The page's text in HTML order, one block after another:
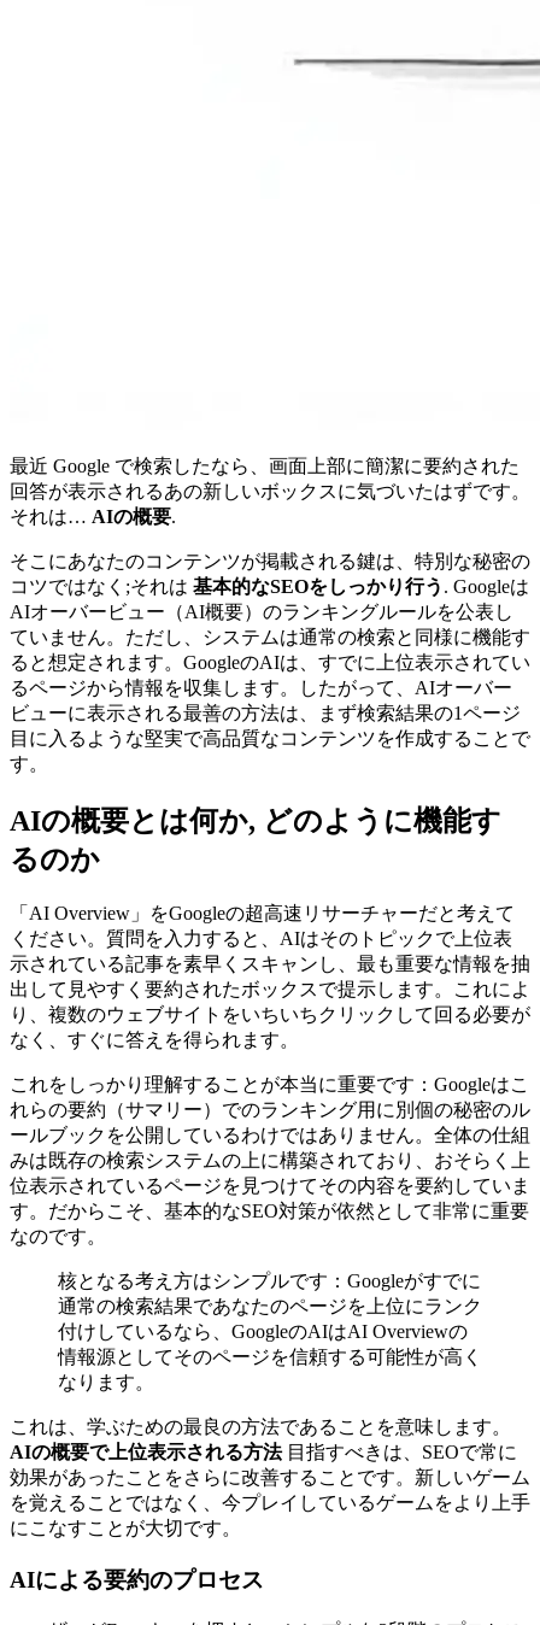
最近 Google で検索したなら、画面上部に簡潔に要約された
回答が表示されるあの新しいボックスに気づいたはずです。
それは… AIの概要.
そこにあなたのコンテンツが掲載される鍵は、特別な秘密の
コツではなく;それは 基本的なSEOをしっかり行う . Googleは
AIオーバービュー（AI概要）のランキングルールを公表し
ていません。ただし、システムは通常の検索と同様に機能す
ると想定されます。GoogleのAIは、すでに上位表示されてい
るページから情報を収集します。したがって、AIオーバー
ビューに表示される最善の方法は、まず検索結果の1ページ
目に入るような堅実で高品質なコンテンツを作成することで
す。
AIの概要とは何か, どのように機能す
るのか
「AI Overview」をGoogleの超高速リサーチャーだと考えて
ください。質問を入力すると、AIはそのトピックで上位表
示されている記事を素早くスキャンし、最も重要な情報を抽
出して見やすく要約されたボックスで提示します。これによ
り、複数のウェブサイトをいちいちクリックして回る必要が
なく、すぐに答えを得られます。
これをしっかり理解することが本当に重要です：Googleはこ
れらの要約（サマリー）でのランキング用に別個の秘密のル
ールブックを公開しているわけではありません。全体の仕組
みは既存の検索システムの上に構築されており、おそらく上
位表示されているページを見つけてその内容を要約していま
す。だからこそ、基本的なSEO対策が依然として非常に重要
なのです。
核となる考え方はシンプルです：Googleがすでに
通常の検索結果であなたのページを上位にランク
付けしているなら、GoogleのAIはAI Overviewの
情報源としてそのページを信頼する可能性が高く
なります。
これは、学ぶための最良の方法であることを意味します。
AIの概要で上位表示される方法目指すべきは、SEOで常に
効果があったことをさらに改善することです。新しいゲーム
を覚えることではなく、今プレイしているゲームをより上手
にこなすことが大切です。
AIによる要約のプロセス